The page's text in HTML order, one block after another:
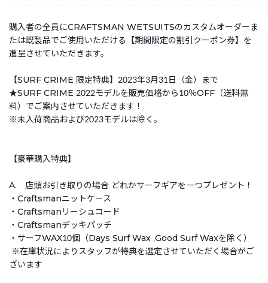
購入者の全員にCRAFTSMAN WETSUITSのカスタムオーダーま
たは既製品でご使用いただける【期間限定の割引クーポン券】を
進呈させていただきます。
【SURF CRIME 限定特典】2023年3月31日（金）まで
★SURF CRIME 2022モデルを販売価格から10％OFF（送料無
料）でご案内させていただきます！
※未入荷商品および2023モデルは除く。
【豪華購入特典】
A. 店頭お引き取りの場合 どれかサーフギアを一つプレゼント！
・Craftsmanニットケース
・Craftsmanリーシュコード
・Craftsmanデッキパッチ
・サーフWAX10個（Days Surf Wax ,Good Surf Waxを除く）
※在庫状況によりスタッフが特典を選定させていただく場合がご
ざいます